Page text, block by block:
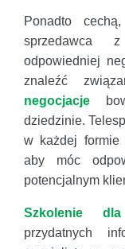
Ponadto
sprzedawca
odpowiedniej
znaleźć
negocjacje
dziedzinie.
w każdej formie
aby móc
potencjalnym
Szkolenie
przydatnych